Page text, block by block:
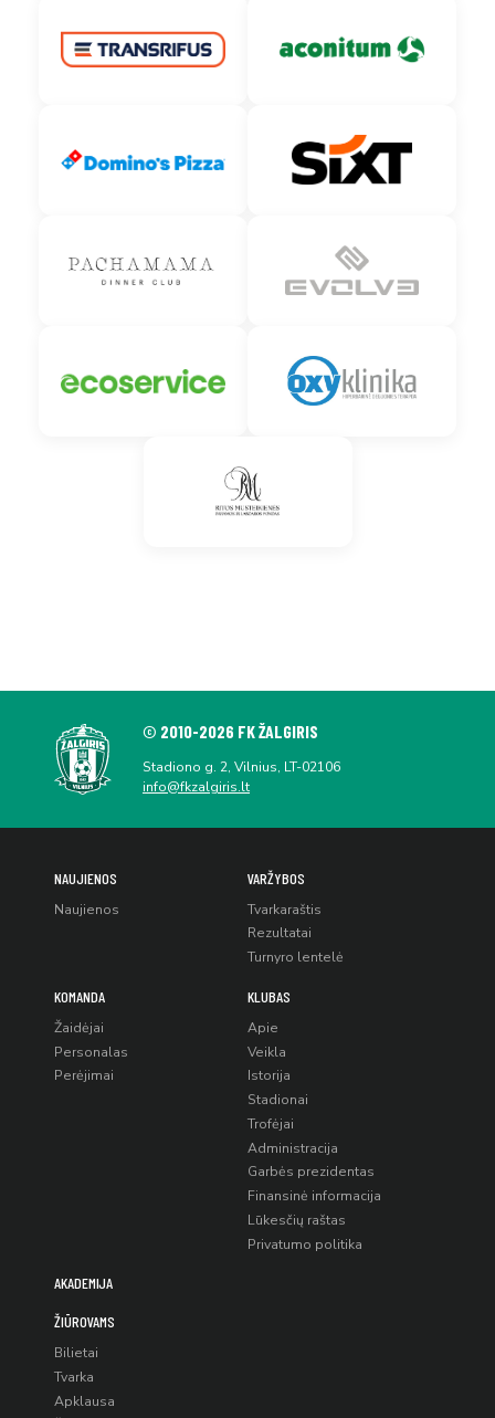
© 2010-2026 FK ŽALGIRIS
Stadiono g. 2, Vilnius, LT-02106
info@fkzalgiris.lt
NAUJIENOS
Naujienos
VARŽYBOS
Tvarkaraštis
Rezultatai
Turnyro lentelė
KOMANDA
Žaidėjai
Personalas
Perėjimai
KLUBAS
Apie
Veikla
Istorija
Stadionai
Trofėjai
Administracija
Garbės prezidentas
Finansinė informacija
Lūkesčių raštas
Privatumo politika
AKADEMIJA
ŽIŪROVAMS
Bilietai
Tvarka
Apklausa